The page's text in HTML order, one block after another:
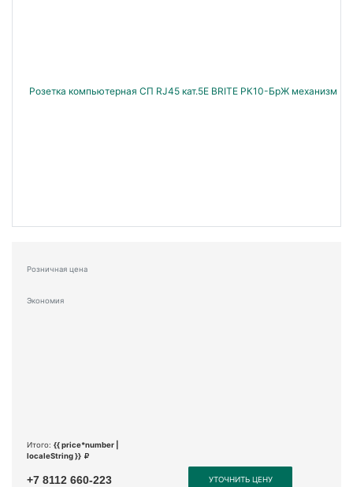
Розничная цена
Экономия
Итого: {{ price*number |
localeString }}
+7 8112 660-223 УТОЧНИТЬ ЦЕНУ